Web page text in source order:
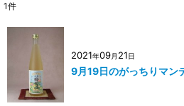
1件
2021年09月 21日
9月19日のがっちりマン